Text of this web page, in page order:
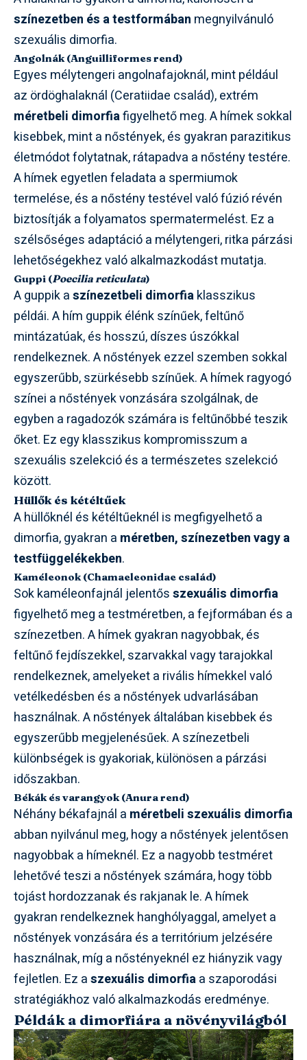
színezetben és a testformában megnyilvánuló
szexuális dimorfia.
Angolnák (Anguilliformes rend)
Egyes mélytengeri angolnafajoknál, mint például
az ördöghalaknál (Ceratiidae család), extrém
méretbeli dimorfiafigyelhető meg. A hímek sokkal
kisebbek, mint a nőstények, és gyakran parazitikus
életmódot folytatnak, rátapadva a nőstény testére.
A hímek egyetlen feladata a spermiumok
termelése, és a nőstény testével való fúzió révén
biztosítják a folyamatos spermatermelést. Ez a
szélsőséges adaptáció a mélytengeri, ritka párzási
lehetőségekhez való alkalmazkodást mutatja.
Guppi (Poecilia reticulata)
A guppik aszínezetbeli dimorfiaklasszikus
példái. A hím guppik élénk színűek, feltűnő
mintázatúak, és hosszú, díszes úszókkal
rendelkeznek. A nőstények ezzel szemben sokkal
egyszerűbb, szürkésebb színűek. A hímek ragyogó
színei a nőstények vonzására szolgálnak, de
egyben a ragadozók számára is feltűnőbbé teszik
őket. Ez egy klasszikus kompromisszum a
szexuális szelekció és a természetes szelekció
között.
Hüllők és kétéltűek
A hüllőknél és kétéltűeknél is megfigyelhető a
dimorfia, gyakran a méretben, színezetben vagy a
testfüggelékekben.
Kaméleonok (Chamaeleonidae család)
Sok kaméleonfajnál jelentősszexuális dimorfia
figyelhető meg a testméretben, a fejformában és a
színezetben. A hímek gyakran nagyobbak, és
feltűnő fejdíszekkel, szarvakkal vagy tarajokkal
rendelkeznek, amelyeket a rivális hímekkel való
vetélkedésben és a nőstények udvarlásában
használnak. A nőstények általában kisebbek és
egyszerűbb megjelenésűek. A színezetbeli
különbségek is gyakoriak, különösen a párzási
időszakban.
Békák és varangyok (Anura rend)
Néhány békafajnál a méretbeli szexuális dimorfia
abban nyilvánul meg, hogy a nőstények jelentősen
nagyobbak a hímeknél. Ez a nagyobb testméret
lehetővé teszi a nőstények számára, hogy több
tojást hordozzanak és rakjanak le. A hímek
gyakran rendelkeznek hanghólyaggal, amelyet a
nőstények vonzására és a territórium jelzésére
használnak, míg a nőstényeknél ez hiányzik vagy
fejletlen. Ez aszexuális dimorfiaa szaporodási
stratégiákhoz való alkalmazkodás eredménye.
Példák a dimorfiára a növényvilágból